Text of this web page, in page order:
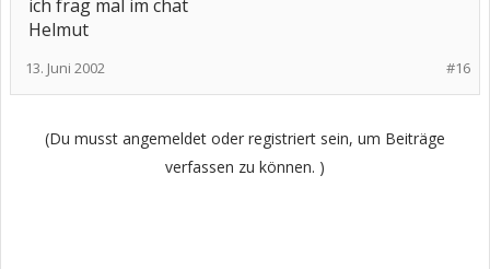
ich frag mal im chat
Helmut
#16
13. Juni 2002
(Du musst angemeldet oder registriert sein, um Beiträge
verfassen zu können. )